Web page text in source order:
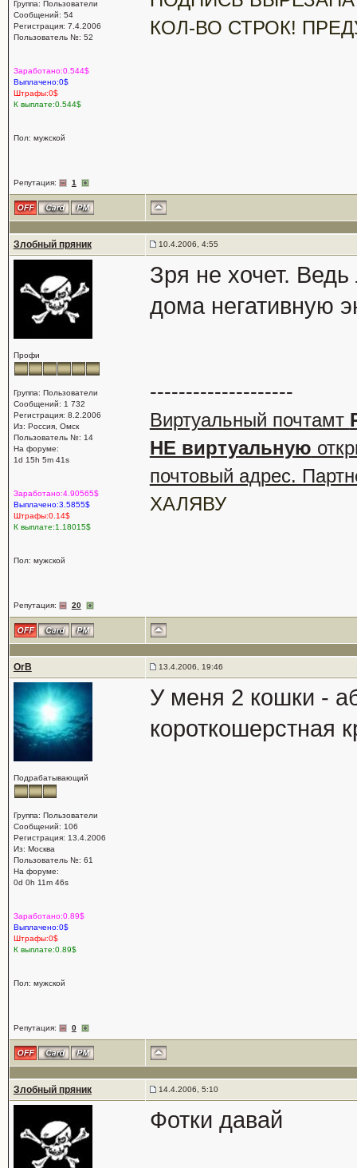
Группа: Пользователи
Сообщений: 54
Регистрация: 7.4.2006
Пользователь №: 52
Заработано:0.544$
Выплачено:0$
Штрафы:0$
К выплате:0.544$
Пол: мужской
Репутация: 1
КОЛ-ВО СТРОК!
Злобный пряник 10.4.2006, 4:55
Профи
Группа: Пользователи
Сообщений: 1 732
Регистрация: 8.2.2006
Из: Россия, Омск
Пользователь №: 14
На форуме:
1d 15h 5m 41s
Заработано:4.90565$
Выплачено:3.5855$
Штрафы:0.14$
К выплате:1.18015$
Пол: мужской
Репутация: 20
Зря не хочет.
дома негативную
--------------------
Виртуальный почтамт
НЕ виртуальную
почтовый адрес.
ХАЛЯВУ
OrB 13.4.2006, 19:46
Подрабатывающий
Группа: Пользователи
Сообщений: 106
Регистрация: 13.4.2006
Из: Москва
Пользователь №: 61
На форуме:
0d 0h 11m 46s
Заработано:0.89$
Выплачено:0$
Штрафы:0$
К выплате:0.89$
Пол: мужской
Репутация: 0
У меня 2 кошки -
короткошерстная
Злобный пряник 14.4.2006, 5:10
Фотки давай